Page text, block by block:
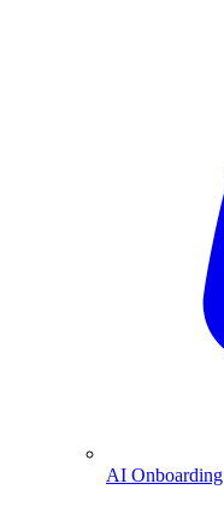
AI Onboarding